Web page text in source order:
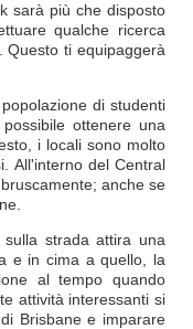
sarà più che disposto
qualche ricerca
Questo ti equipaggerà
di studenti
ottenere una
i locali sono molto
All'interno del Central
anche se
strada attira una
e in cima a quello, la
al tempo quando
attività interessanti si
Brisbane e imparare